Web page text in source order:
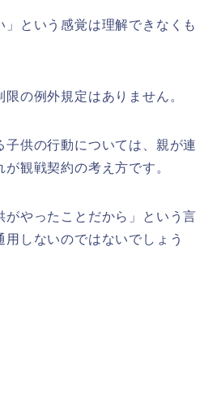
」という感覚は理解できなくも
の例外規定はありません。
子供の行動については、親が連
観戦契約の考え方です。
がやったことだから」という言
用しないのではないでしょう